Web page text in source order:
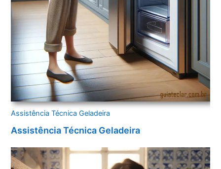
Assistência Técnica Geladeira
Assistência Técnica Geladeira